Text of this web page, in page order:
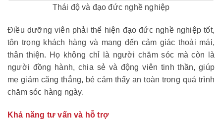
Thái độ và đạo đức nghề nghiệp
Điều dưỡng viên phải thể hiện đạo đức nghề nghiệp tốt,
tôn trọng khách hàng và mang đến cảm giác thoải mái,
thân thiện. Họ không chỉ là người chăm sóc mà còn là
người đồng hành, chia sẻ và động viên tinh thần, giúp
mẹ giảm căng thẳng, bé cảm thấy an toàn trong quá trình
chăm sóc hàng ngày.
Khả năng tư vấn và hỗ trợ